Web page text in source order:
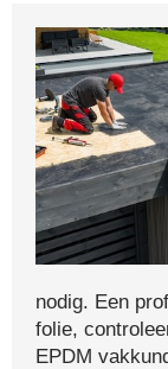
nodig. Een
folie,
EPDM